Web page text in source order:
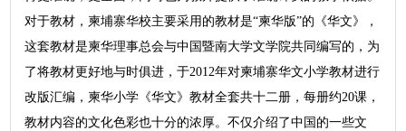
对于教材，柬埔寨华校主要采用的教材是“柬华版”的《华文》，
这套教材是柬华理事总会与中国暨南大学文学院共同编写的，为
了将教材更好地与时俱进，于2012年对柬埔寨华文小学教材进行
改版汇编，柬华小学《华文》教材全套共十二册，每册约20课，
教材内容的文化色彩也十分的浓厚。不仅介绍了中国的一些文